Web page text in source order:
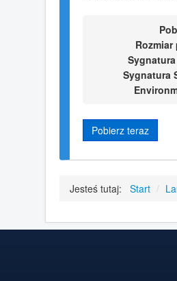
Rozmiar
Sygnatura
Pobierz teraz
Jesteś tutaj: Start /